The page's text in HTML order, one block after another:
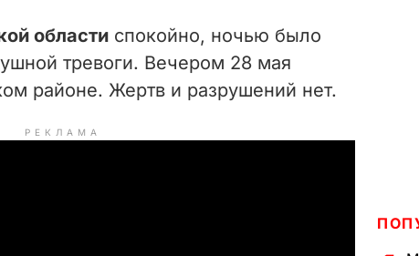
области спокойно, ночью было
тревоги. Вечером 28 мая
районе. Жертв и разрушений нет.
РЕКЛАМА